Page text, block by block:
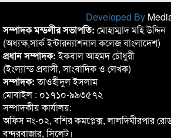
Developed By
সম্পাদক মন্ডলীর সভাপতি: মোহাম্মাদ মহি উদ্দিন
(অধ্যক্ষ,সার্ক ইন্টারন্যাশনাল কলেজ বাংলাদেশ)
প্রধান সম্পাদক:ইকবাল আহমদ চৌধুরী
(ইংল্যান্ড প্রবাসী, সাংবাদিক ও লেখক)
সম্পাদক:তাওহীদুল ইসলাম
মোবাইল : ০১৭১০-৯৯৩৫৭২
সম্পাদকীয় কার্যালয়:
অফিস নং-০২, বশির কমপ্লেক্স, লালদিঘীরপার
বন্দরবাজার, সিলেট।